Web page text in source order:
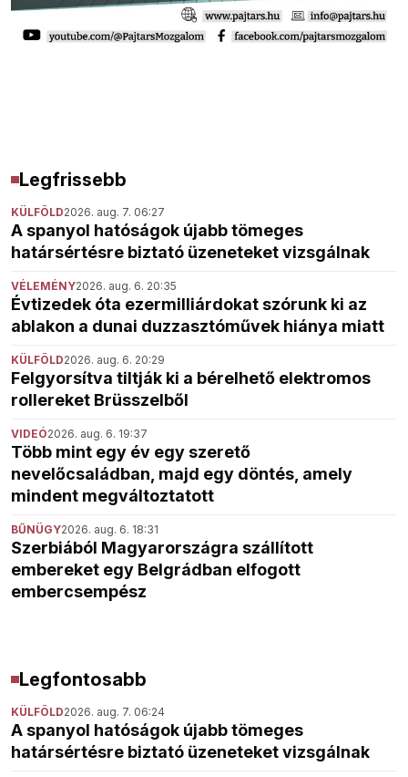
Legfrissebb
KÜLFÖLD2026. aug. 7. 06:27
A spanyol hatóságok újabb tömeges
határsértésre biztató üzeneteket vizsgálnak
VÉLEMÉNY2026. aug. 6. 20:35
Évtizedek óta ezermilliárdokat szórunk ki az
ablakon a dunai duzzasztóművek hiánya miatt
KÜLFÖLD2026. aug. 6. 20:29
Felgyorsítva tiltják ki a bérelhető elektromos
rollereket Brüsszelből
VIDEÓ2026. aug. 6. 19:37
Több mint egy év egy szerető
nevelőcsaládban, majd egy döntés, amely
mindent megváltoztatott
BŰNÜGY2026. aug. 6. 18:31
Szerbiából Magyarországra szállított
embereket egy Belgrádban elfogott
embercsempész
Legfontosabb
KÜLFÖLD2026. aug. 7. 06:24
A spanyol hatóságok újabb tömeges
határsértésre biztató üzeneteket vizsgálnak